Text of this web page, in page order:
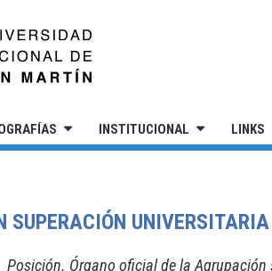
INSTITUCIONAL LINKS
AQUÍ
SUPERACIÓN UNIVERSITARIA
Posición. Órgano oficial de la